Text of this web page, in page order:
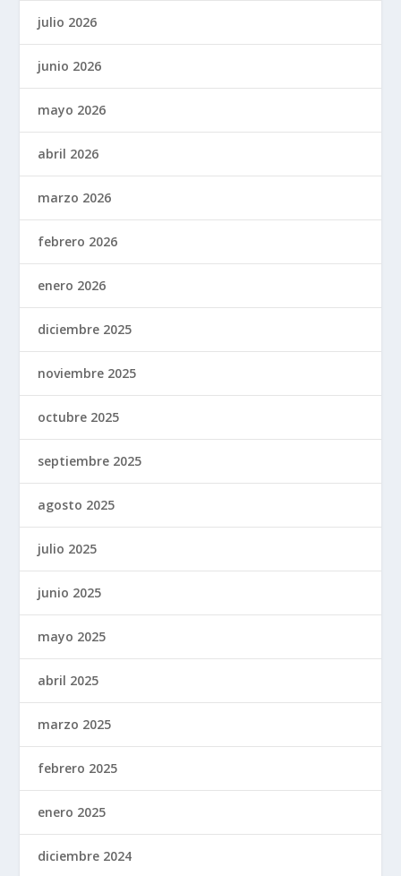
julio 2026
junio 2026
mayo 2026
abril 2026
marzo 2026
febrero 2026
enero 2026
diciembre 2025
noviembre 2025
octubre 2025
septiembre 2025
agosto 2025
julio 2025
junio 2025
mayo 2025
abril 2025
marzo 2025
febrero 2025
enero 2025
diciembre 2024